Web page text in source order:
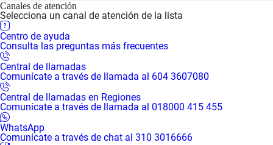
Canales de atención
Selecciona un canal de atención de la lista
Centro de ayuda
Consulta las preguntas más frecuentes
Central de llamadas
Comunícate a través de llamada al 604 3607080
Central de llamadas en Regiones
Comunícate a través de llamada al 018000 415 455
WhatsApp
Comunícate a través de chat al 310 3016666